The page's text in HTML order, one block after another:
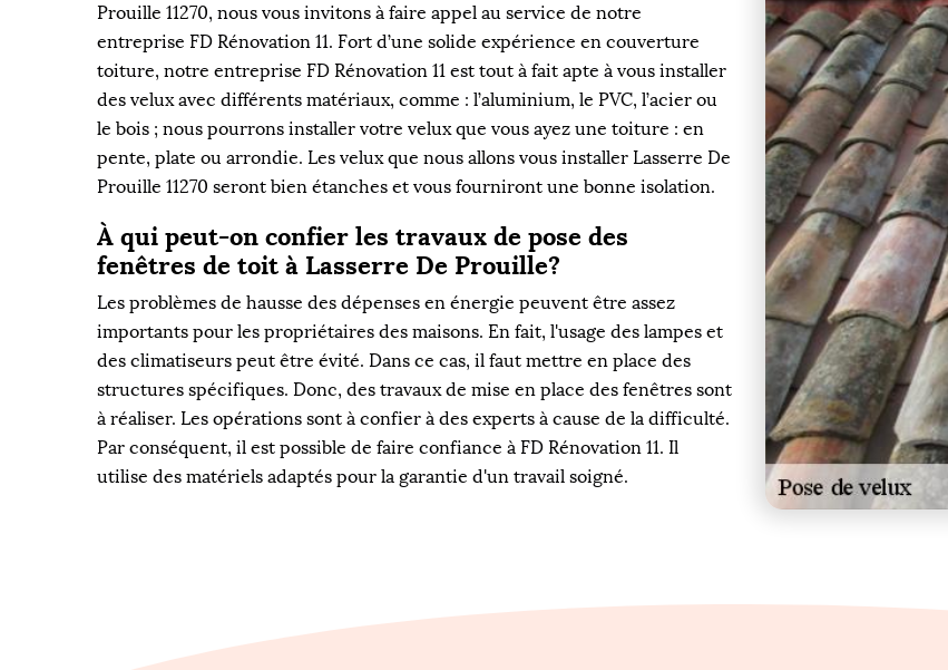
Prouille 11270, nous vous invitons à faire appel au service de notre
entreprise FD Rénovation 11. Fort d’une solide expérience en couverture
toiture, notre entreprise FD Rénovation 11 est tout à fait apte à vous installer
des velux avec différents matériaux, comme : l’aluminium, le PVC, l’acier ou
le bois ; nous pourrons installer votre velux que vous ayez une toiture : en
pente, plate ou arrondie. Les velux que nous allons vous installer Lasserre De
Prouille 11270 seront bien étanches et vous fourniront une bonne isolation.
À qui peut-on confier les travaux de pose des
fenêtres de toit à Lasserre De Prouille?
Les problèmes de hausse des dépenses en énergie peuvent être assez
importants pour les propriétaires des maisons. En fait, l'usage des lampes et
des climatiseurs peut être évité. Dans ce cas, il faut mettre en place des
structures spécifiques. Donc, des travaux de mise en place des fenêtres sont
à réaliser. Les opérations sont à confier à des experts à cause de la difficulté.
Par conséquent, il est possible de faire confiance à FD Rénovation 11. Il
utilise des matériels adaptés pour la garantie d'un travail soigné.